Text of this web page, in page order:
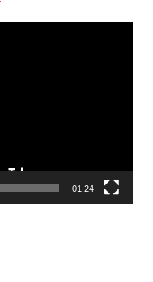
01:24